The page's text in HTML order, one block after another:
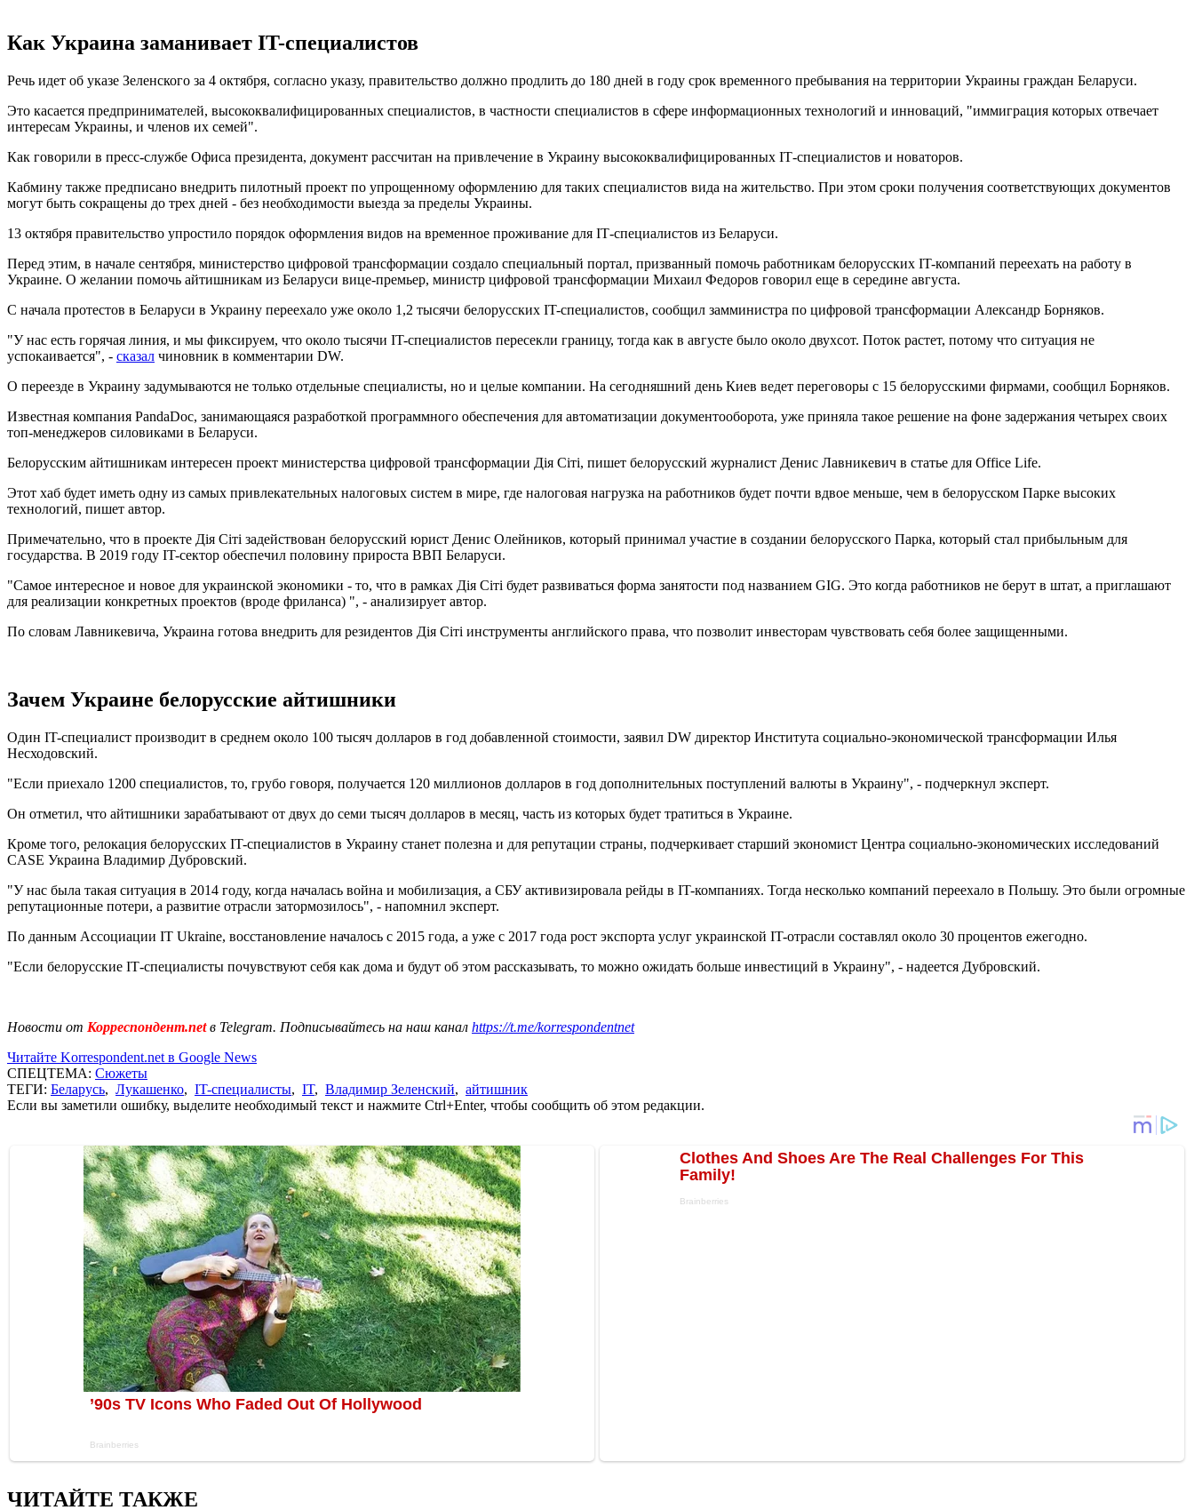
Как Украина заманивает IT-специалистов
Речь идет об указе Зеленского за 4 октября, согласно указу, правительство должно продлить до 180 дней в году срок временного пребывания на территории Украины граждан Беларуси.
Это касается предпринимателей, высококвалифицированных специалистов, в частности специалистов в сфере информационных технологий и инноваций, "иммиграция которых отвечает
интересам Украины, и членов их семей".
Как говорили в пресс-службе Офиса президента, документ рассчитан на привлечение в Украину высококвалифицированных ІТ-специалистов и новаторов.
Кабмину также предписано внедрить пилотный проект по упрощенному оформлению для таких специалистов вида на жительство. При этом сроки получения соответствующих документов
могут быть сокращены до трех дней - без необходимости выезда за пределы Украины.
13 октября правительство упростило порядок оформления видов на временное проживание для ІТ-специалистов из Беларуси.
Перед этим, в начале сентября, министерство цифровой трансформации создало специальный портал, призванный помочь работникам белорусских IT-компаний переехать на работу в
Украине. О желании помочь айтишникам из Беларуси вице-премьер, министр цифровой трансформации Михаил Федоров говорил еще в середине августа.
С начала протестов в Беларуси в Украину переехало уже около 1,2 тысячи белорусских IT-специалистов, сообщил замминистра по цифровой трансформации Александр Борняков.
"У нас есть горячая линия, и мы фиксируем, что около тысячи IT-специалистов пересекли границу, тогда как в августе было около двухсот. Поток растет, потому что ситуация не
успокаивается", - сказал чиновник в комментарии DW.
О переезде в Украину задумываются не только отдельные специалисты, но и целые компании. На сегодняшний день Киев ведет переговоры с 15 белорусскими фирмами, сообщил Борняков.
Известная компания PandaDoc, занимающаяся разработкой программного обеспечения для автоматизации документооборота, уже приняла такое решение на фоне задержания четырех своих
топ-менеджеров силовиками в Беларуси.
Белорусским айтишникам интересен проект министерства цифровой трансформации Дія Сіті, пишет белорусский журналист Денис Лавникевич в статье для Office Life.
Этот хаб будет иметь одну из самых привлекательных налоговых систем в мире, где налоговая нагрузка на работников будет почти вдвое меньше, чем в белорусском Парке высоких
технологий, пишет автор.
Примечательно, что в проекте Дія Сіті задействован белорусский юрист Денис Олейников, который принимал участие в создании белорусского Парка, который стал прибыльным для
государства. В 2019 году IT-сектор обеспечил половину прироста ВВП Беларуси.
"Самое интересное и новое для украинской экономики - то, что в рамках Дія Сіті будет развиваться форма занятости под названием GIG. Это когда работников не берут в штат, а приглашают
для реализации конкретных проектов (вроде фриланса) ", - анализирует автор.
По словам Лавникевича, Украина готова внедрить для резидентов Дія Сіті инструменты английского права, что позволит инвесторам чувствовать себя более защищенными.
Зачем Украине белорусские айтишники
Один IT-специалист производит в среднем около 100 тысяч долларов в год добавленной стоимости, заявил DW директор Института социально-экономической трансформации Илья
Несходовский.
"Если приехало 1200 специалистов, то, грубо говоря, получается 120 миллионов долларов в год дополнительных поступлений валюты в Украину", - подчеркнул эксперт.
Он отметил, что айтишники зарабатывают от двух до семи тысяч долларов в месяц, часть из которых будет тратиться в Украине.
Кроме того, релокация белорусских IT-специалистов в Украину станет полезна и для репутации страны, подчеркивает старший экономист Центра социально-экономических исследований
CASE Украина Владимир Дубровский.
"У нас была такая ситуация в 2014 году, когда началась война и мобилизация, а СБУ активизировала рейды в IT-компаниях. Тогда несколько компаний переехало в Польшу. Это были огромные
репутационные потери, а развитие отрасли затормозилось", - напомнил эксперт.
По данным Ассоциации IТ Ukraine, восстановление началось с 2015 года, а уже с 2017 года рост экспорта услуг украинской IT-отрасли составлял около 30 процентов ежегодно.
"Если белорусские IТ-специалисты почувствуют себя как дома и будут об этом рассказывать, то можно ожидать больше инвестиций в Украину", - надеется Дубровский.
Новости от Корреспондент.netв Telegram. Подписывайтесь на наш канал https://t.me/korrespondentnet
Читайте Korrespondent.net в Google News
СПЕЦТЕМА: Сюжеты
ТЕГИ: Беларусь, Лукашенко, IT-специалисты, IT, Владимир Зеленский, айтишник
Если вы заметили ошибку, выделите необходимый текст и нажмите Ctrl+Enter, чтобы сообщить об этом редакции.
ЧИТАЙТЕ ТАКЖЕ